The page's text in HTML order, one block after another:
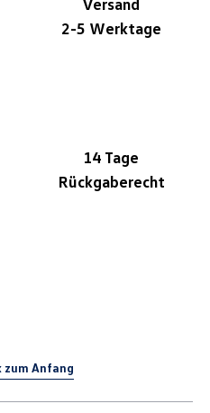
2-5 Werktage
14 Tage
Rückgaberecht
zum Anfang